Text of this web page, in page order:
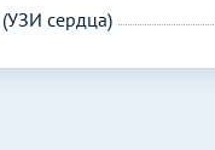
сердца)